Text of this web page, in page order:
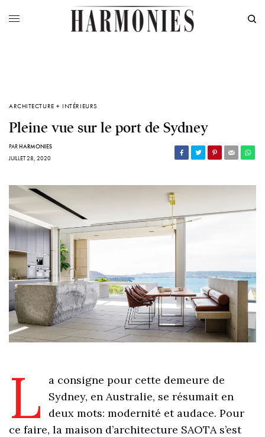
ARCHITECTURE + INTÉRIEURS
Pleine vue sur le port de Sydney
PARHARMONIES
JUILLET 28, 2020
L
a consigne pour cette demeure de
Sydney, en Australie, se résumait en
deux mots: modernité et audace. Pour
ce faire, la maison d’architecture SAOTA s’est